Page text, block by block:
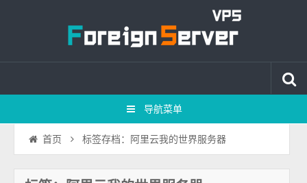
导航菜单
首页 标签存档：阿里云我的世界服务器